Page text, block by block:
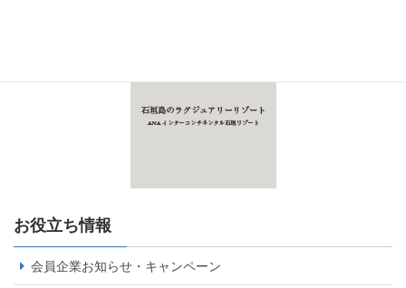
お役立ち情報
会員企業お知らせ・キャンペーン